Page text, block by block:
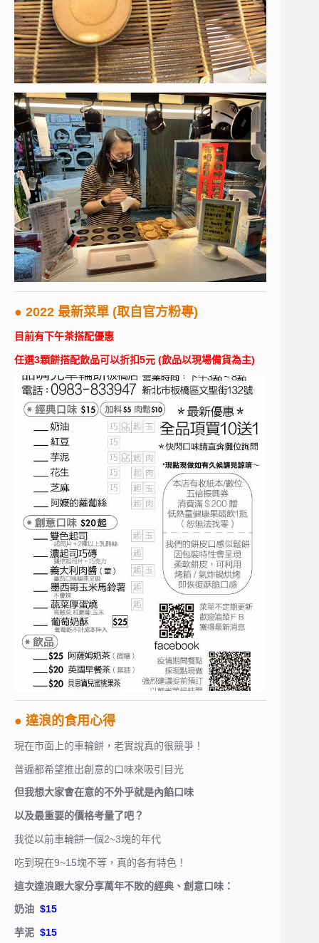
● 2022 最新菜單 (取自官方粉專)
目前有下午茶搭配優惠
任選3顆餅搭配飲品可以折扣5元 (飲品以現場備貨為主)
● 達浪的食用心得
現在市面上的車輪餅，老實說真的很競爭！
普遍都希望推出創意的口味來吸引目光
但我想大家會在意的不外乎就是內餡口味
以及最重要的價格考量了吧？
我從以前車輪餅一個2~3塊的年代
吃到現在9~15塊不等，真的各有特色！
這次達浪跟大家分享萬年不敗的經典、創意口味：
奶油 $15
芋泥 $15